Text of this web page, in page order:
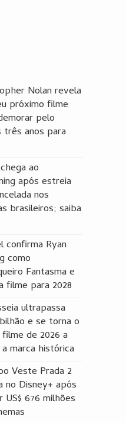
Nolan revela
próximo filme
pelo
três anos para
ao
após estreia
nos
brasileiros; saiba
confirma Ryan
como
Fantasma e
filme para 2028
ultrapassa
e se torna o
de 2026 a
marca histórica
Veste Prada 2
no Disney+ após
US$ 676 milhões